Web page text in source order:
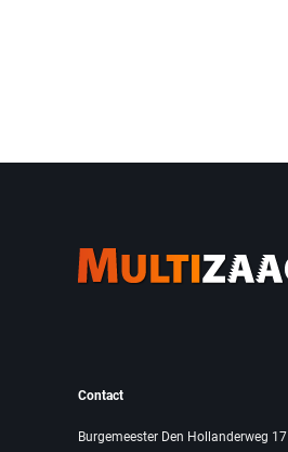
Contact
Burgemeester Den Hollanderweg 17